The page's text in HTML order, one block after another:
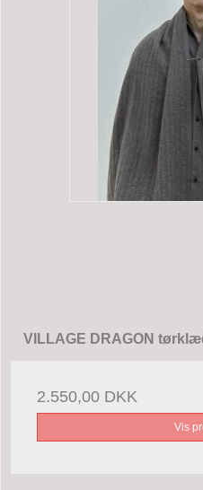
VILLAGE DRAGON
2.550,00 DKK
Vis